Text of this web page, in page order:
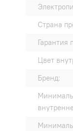
Страна
Гарантия
Цвет
Бренд: